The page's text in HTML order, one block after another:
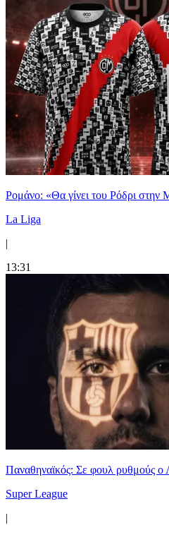
Ρομάνο: «Θα γίνει του Ρόδρι στην
La Liga
|
13:31
Παναθηναϊκός: Σε φουλ ρυθμούς ο
Super League
|